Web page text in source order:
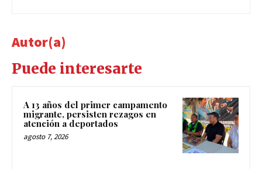
Autor(a)
Puede interesarte
A 13 años del primer campamento
migrante, persisten rezagos en
atención a deportados
agosto 7, 2026